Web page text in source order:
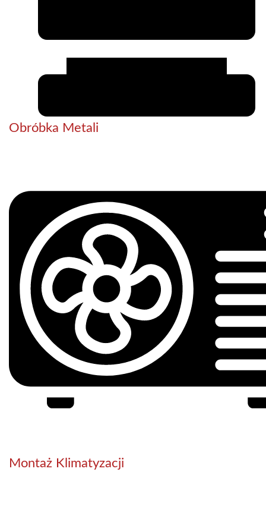
Obróbka Metali
Montaż Klimatyzacji